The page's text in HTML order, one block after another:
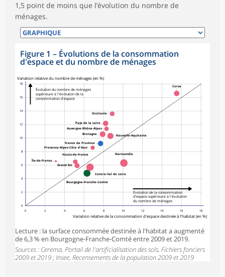
1,5 point de moins que l’évolution du nombre de
ménages.
Figure 1 – Évolutions de la consommation
d'espace et du nombre de ménages
0
2
4
6
8
10
12
14
16
18
0 2 4 6 8 10 12 14 16 18
Variation relative du nombre de ménages (en %)
Variation relative de la consommation d'espace destinée à l'habitat (en %)
Auvergne-Rhône-Alpes
Bourgogne-Franche-Comté
Bretagne
Centre-Val de Loire
Corse
Grand Est
Hauts-de-France Normandie
Nouvelle-Aquitaine
Occitanie
Pays de la Loire
Provence-Alpes-Côte d'Azur
Île-de-France
France de Province
Évolution du nombre de ménages
supérieure à l'évolution de la
consommation d'espace
Évolution de la consommation
d'espace supérieure à l'évolution
du nombre de ménages
Lecture : la surface consommée destinée à l'habitat a augmenté
de 6,3 % en Bourgogne-Franche-Comté entre 2009 et 2019.
Sources : Cerema, Portail de l'artificialisation des sols, Fichiers fonciers
2009 et 2019 ; Insee, Recensements de la population 2009 et 2019